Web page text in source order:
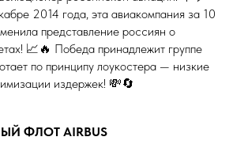
2014 года, эта авиакомпания за 10
представление россиян о
📈🔥 Победа принадлежит группе
по принципу лоукостера — низкие
издержек! 💸🔄
ФЛОТ AIRBUS